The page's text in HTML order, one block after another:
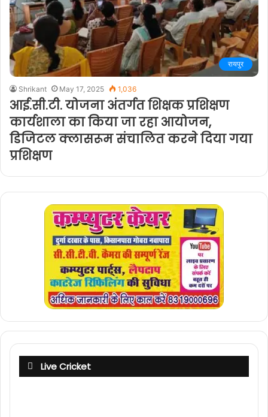
रायपुर
Shrikant May 17, 2025 1,036
आई.सी.टी. योजना अंतर्गत शिक्षक प्रशिक्षण
कार्यशाला का किया जा रहा आयोजन,
डिजिटल क्लासरूम संचालित करने दिया गया
प्रशिक्षण
Live Cricket